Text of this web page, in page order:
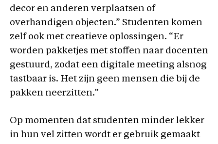
decor en anderen verplaatsen of
overhandigen objecten.” Studenten komen
zelf ook met creatieve oplossingen. “Er
worden pakketjes met stoffen naar docenten
gestuurd, zodat een digitale meeting alsnog
tastbaar is. Het zijn geen mensen die bij de
pakken neerzitten.”
Op momenten dat studenten minder lekker
in hun vel zitten wordt er gebruik gemaakt